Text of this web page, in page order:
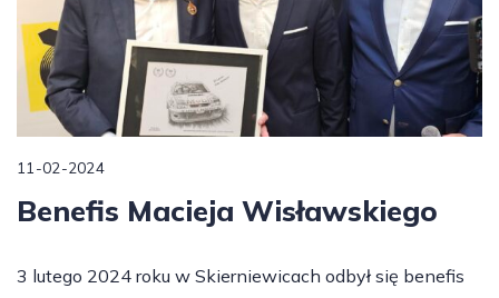
11-02-2024
Benefis Macieja Wisławskiego
3 lutego 2024 roku w Skierniewicach odbył się benefis